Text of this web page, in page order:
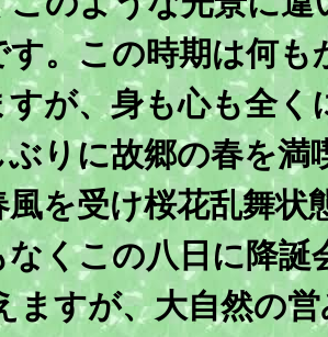
。この時期は何も
が、身も心も全く
りに故郷の春を満
を受け桜花乱舞状
くこの八日に降誕
ますが、大自然の